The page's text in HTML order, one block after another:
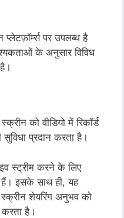
प्लेटफ़ॉर्म्स पर उपलब्ध है
के अनुसार विविध
है।
स्क्रीन को वीडियो में रिकॉर्ड
सुविधा प्रदान करता है।
स्ट्रीम करने के लिए
हैं। इसके साथ ही,यह
स्क्रीन शेयरिंग अनुभव को
करता है।